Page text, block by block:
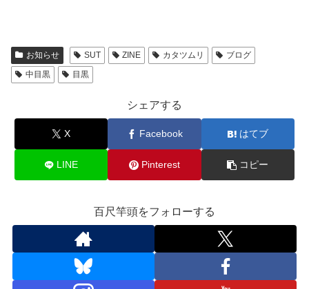
e
b
o
o
d
n
お知らせ SUT ZINE カタツムリ
ブログ
中目黒
目黒
シェアする
X Facebook はてブ
LINE Pinterest コピー
百尺竿頭をフォローする